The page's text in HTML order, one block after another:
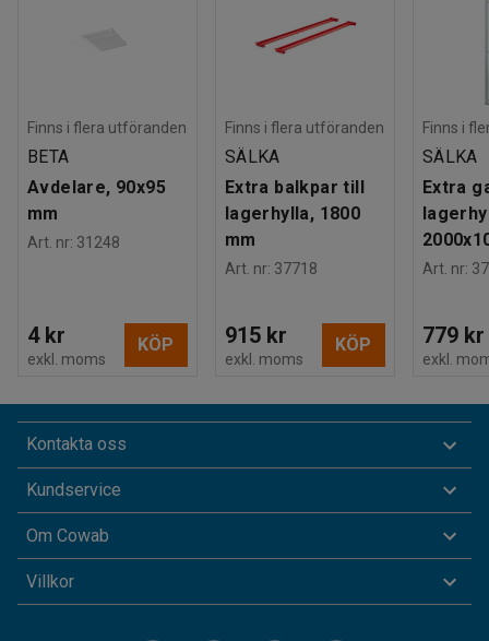
Finns i flera utföranden
BETA
Avdelare, 90x95
mm
Art. nr: 31248
4 kr
exkl. moms
KÖP
Finns i flera utföranden
SÄLKA
Extra balkpar till
lagerhylla, 1800
mm
Art. nr: 37718
915 kr
exkl. moms
KÖP
Finns i
SÄLKA
Extra
Art. nr:
779 kr
exkl.
Kontakta oss
Kundservice
Om Cowab
Villkor